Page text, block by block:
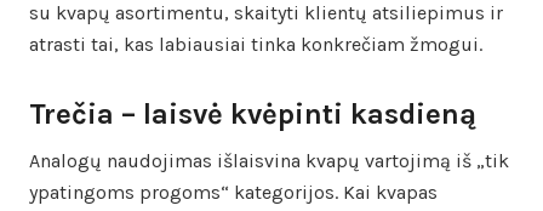
su kvapų asortimentu, skaityti klientų atsiliepimus ir
atrasti tai, kas labiausiai tinka konkrečiam žmogui.
Trečia – laisvė kvėpinti kasdieną
Analogų naudojimas išlaisvina kvapų vartojimą iš „tik
ypatingoms progoms“ kategorijos. Kai kvapas